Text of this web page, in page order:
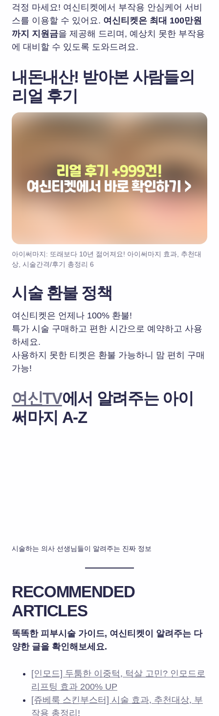
걱정 마세요! 여신티켓에서 부작용 안심케어 서비
스를 이용할 수 있어요. 여신티켓은 최대 100만원
까지 지원금을 제공해 드리며, 예상치 못한 부작용
에 대비할 수 있도록 도와드려요.
내돈내산! 받아본 사람들의
리얼 후기
아이써마지: 또래보다 10년 젊어져요! 아이써마지 효과, 추천대
상, 시술간격/후기 총정리 6
시술 환불 정책
여신티켓은 언제나 100% 환불!
특가 시술 구매하고 편한 시간으로 예약하고 사용
하세요.
사용하지 못한 티켓은 환불 가능하니 맘 편히 구매
가능!
여신TV에서 알려주는 아이
써마지 A-Z
시술하는 의사 선생님들이 알려주는 진짜 정보
RECOMMENDED
ARTICLES
똑똑한 피부시술 가이드, 여신티켓이 알려주는 다
양한 글을 확인해보세요.
[인모드] 두툼한 이중턱, 턱살 고민? 인모드로
리프팅 효과 200% UP
[쥬베룩 스킨부스터] 시술 효과, 추천대상, 부
작용 총정리!